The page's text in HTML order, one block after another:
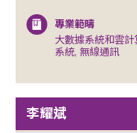
專業範疇
大數據系統和雲
系統, 無線通訊
李耀斌